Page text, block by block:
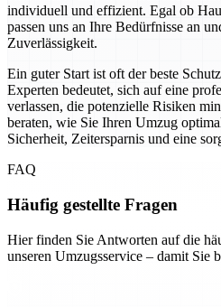
individuell und effizient. Egal ob
passen uns an Ihre Bedürfnisse an
Zuverlässigkeit.
Ein guter Start ist oft der beste
Experten bedeutet, sich auf eine
verlassen, die potenzielle Risiken
beraten, wie Sie Ihren Umzug
Sicherheit, Zeitersparnis und eine
FAQ
Häufig gestellte Fragen
Hier finden Sie Antworten auf die
unseren Umzugsservice – damit Sie